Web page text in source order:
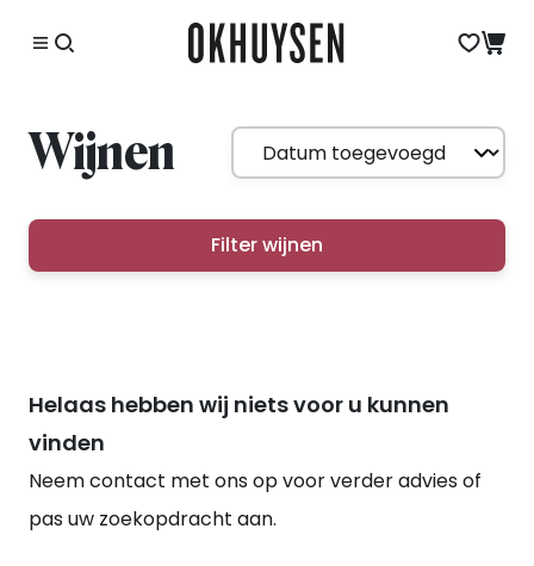
Wijnen
Filter wijnen
Helaas hebben wij niets voor u kunnen
vinden
Neem contact met ons op voor verder advies of
pas uw zoekopdracht aan.